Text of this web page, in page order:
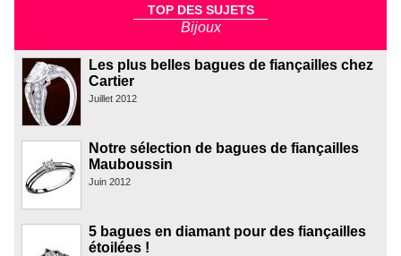
TOP DES SUJETS
Bijoux
Les plus belles bagues de fiançailles chez
Cartier
Juillet 2012
Notre sélection de bagues de fiançailles
Mauboussin
Juin 2012
5 bagues en diamant pour des fiançailles
étoilées !